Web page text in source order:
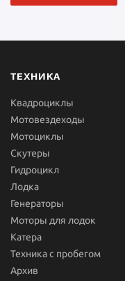
ТЕХНИКА
Квадроциклы
Мотовездеходы
Мотоциклы
Скутеры
Гидроцикл
Лодка
Генераторы
Моторы для лодок
Катера
Техника с пробегом
Архив